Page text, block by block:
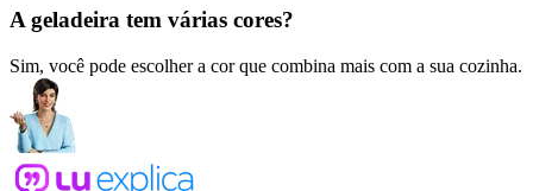
A geladeira tem várias cores?
Sim, você pode escolher a cor que combina mais com a sua cozinha.